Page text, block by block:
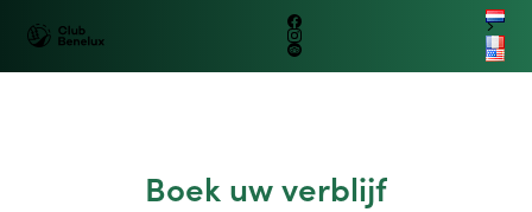
Gro
Be
Group
Petit train
touristique
Logo
Benelux
Facebook
Instagram
Tripadvisor
fr
en
Ouvrir/
Boek uw verblijf